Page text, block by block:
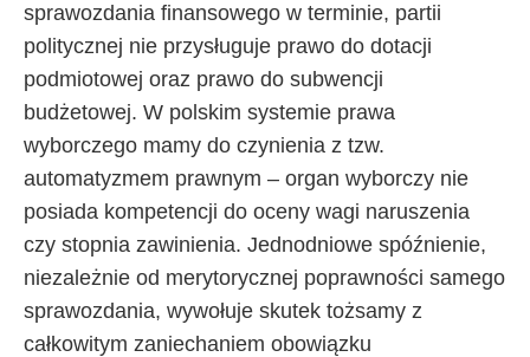
sprawozdania finansowego w terminie, partii
politycznej nie przysługuje prawo do dotacji
podmiotowej oraz prawo do subwencji
budżetowej. W polskim systemie prawa
wyborczego mamy do czynienia z tzw.
automatyzmem prawnym – organ wyborczy nie
posiada kompetencji do oceny wagi naruszenia
czy stopnia zawinienia. Jednodniowe spóźnienie,
niezależnie od merytorycznej poprawności samego
sprawozdania, wywołuje skutek tożsamy z
całkowitym zaniechaniem obowiązku